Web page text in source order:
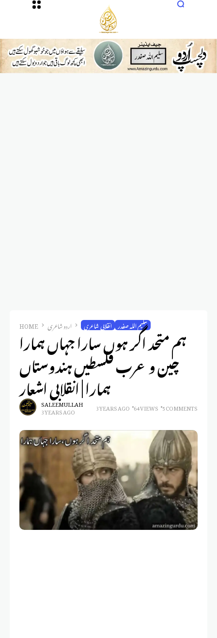
HOME اردو شاعری انقلابی شاعری سلیم اللہ صفدر
ہم متحد اگر ہوں سارا جہاں ہمارا
چین و عرب فلسطیں ہندوستاں
ہمارا | انقلابی اشعار
SALEEM ULLAH
3 YEARS AGO 3 YEARS AGO 64 VIEWS 5 COMMENTS